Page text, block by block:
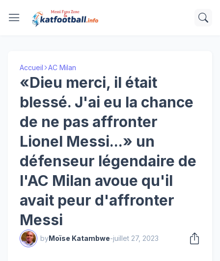
Accueil AC Milan
«Dieu merci, il était
blessé. J'ai eu la chance
de ne pas affronter
Lionel Messi...» un
défenseur légendaire de
l'AC Milan avoue qu'il
avait peur d'affronter
Messi
byMoïse Katambwe-juillet 27, 2023